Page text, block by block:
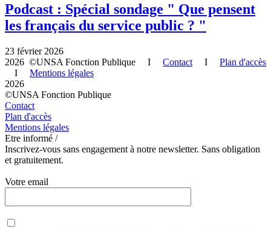
Podcast : Spécial sondage " Que pensent
les français du service public ? "
23 février 2026
2026 ©UNSA Fonction Publique I Contact I Plan d'accès
I Mentions légales
2026
©UNSA Fonction Publique
Contact
Plan d'accès
Mentions légales
Etre informé /
Inscrivez-vous sans engagement à notre newsletter. Sans obligation
et gratuitement.
Votre email